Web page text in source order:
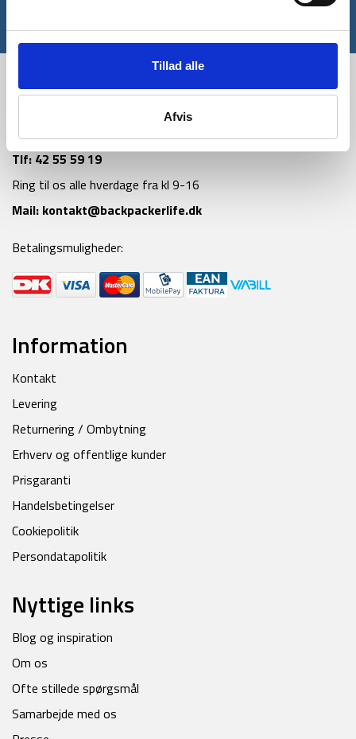
Tillad alle
Afvis
*Gælder ikke allerede nedsatte varer
Tlf: 42 55 59 19
Ring til os alle hverdage fra kl 9-16
Mail: kontakt@backpackerlife.dk
Betalingsmuligheder:
Information
Kontakt
Levering
Returnering / Ombytning
Erhverv og offentlige kunder
Prisgaranti
Handelsbetingelser
Cookiepolitik
Persondatapolitik
Nyttige links
Blog og inspiration
Om os
Ofte stillede spørgsmål
Samarbejde med os